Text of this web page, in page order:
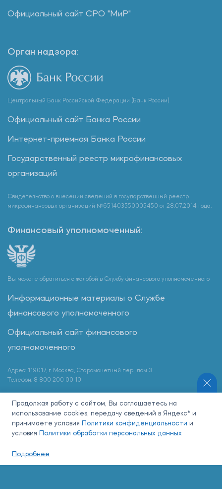
Официальный сайт СРО "МиР"
Орган надзора:
Центральный Банк Российской Федерации (Банк России)
Официальный сайт Банка России
Интернет-приемная Банка России
Государственный реестр микрофинансовых
организаций
Свидетельство о внесении сведений в государственный реестр
микрофинансовых организаций №651403550005450 от 28.07.2014 года.
Финансовый уполномоченный:
Вы можете обратиться с жалобой в Службу финансового уполномоченного
Информационные материалы о Службе
финансового уполномоченного
Официальный сайт финансового
уполномоченного
Адрес: 119017, г. Москва, Старомонетный пер., дом 3
Телефон: 8 800 200 00 10
Наши партнеры:
Продолжая работу с сайтом, Вы соглашаетесь на
использование cookies, передачу сведений в Яндекс* и
принимаете условия Политики конфиденциальности и
условия Политики обработки персональных данных
Подробнее